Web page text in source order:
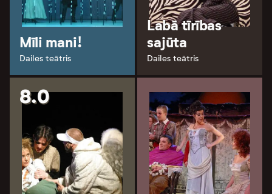
Mīli mani!
Dailes teātris
Labā tīrības
sajūta
Dailes teātris
8.0